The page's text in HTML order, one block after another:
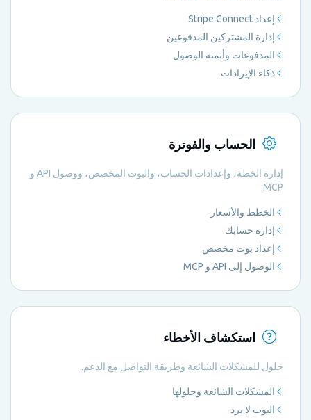
إعداد Stripe Connect
إدارة المشتركين المدفوعين
المدفوعات وأتمتة الوصول
ذكاء الإيرادات
الحساب والفوترة
إدارة الخطة، وإعدادات الحساب، والبوت المخصص، ووصول API و
MCP.
الخطط والأسعار
إدارة حسابك
إعداد بوت مخصص
الوصول إلى API و MCP
استكشاف الأخطاء
حلول للمشكلات الشائعة وطريقة التواصل مع الدعم.
المشكلات الشائعة وحلولها
البوت لا يرد